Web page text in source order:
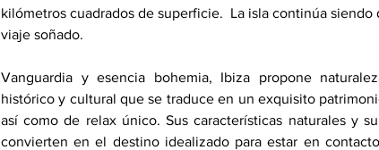
kilómetros cuadrados de superficie.  La isla continúa
viaje soñado.
Vanguardia y esencia bohemia, Ibiza propone
histórico y cultural que se traduce en un exquisito
así como de relax único. Sus características naturales y
convierten en el destino idealizado para estar en